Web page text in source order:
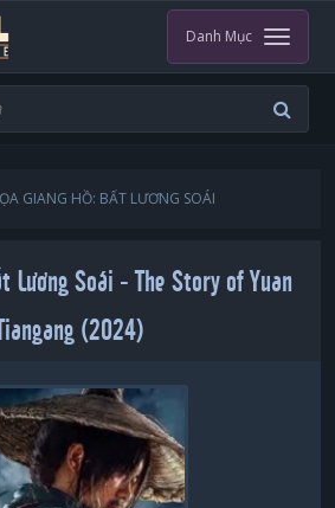
Danh Mục
GIANG HỒ: BẤT LƯƠNG SOÁI
Lương Soái - The Story of Yuan
(2024)